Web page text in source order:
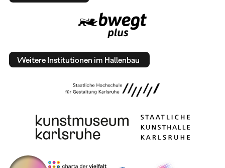
Weitere Institutionen im Hallenbau